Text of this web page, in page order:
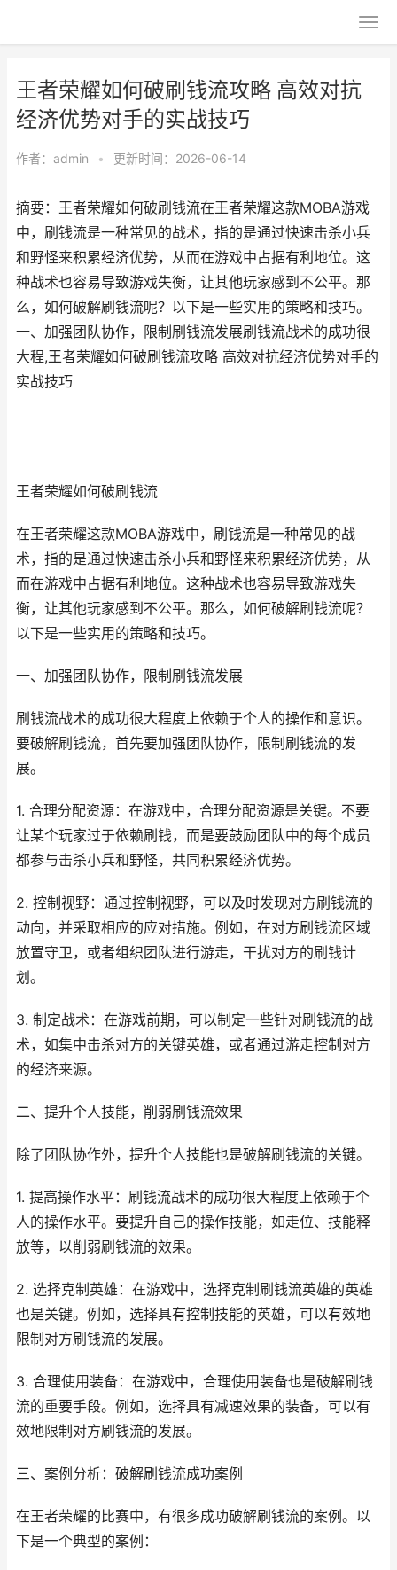
王者荣耀如何破刷钱流攻略 高效对抗
经济优势对手的实战技巧
作者： admin • 更新时间：2026-06-14
摘要：王者荣耀如何破刷钱流在王者荣耀这款MOBA游戏
中，刷钱流是一种常见的战术，指的是通过快速击杀小兵
和野怪来积累经济优势，从而在游戏中占据有利地位。这
种战术也容易导致游戏失衡，让其他玩家感到不公平。那
么，如何破解刷钱流呢？以下是一些实用的策略和技巧。
一、加强团队协作，限制刷钱流发展刷钱流战术的成功很
大程,王者荣耀如何破刷钱流攻略 高效对抗经济优势对手的
实战技巧
王者荣耀如何破刷钱流
在王者荣耀这款MOBA游戏中，刷钱流是一种常见的战
术，指的是通过快速击杀小兵和野怪来积累经济优势，从
而在游戏中占据有利地位。这种战术也容易导致游戏失
衡，让其他玩家感到不公平。那么，如何破解刷钱流呢？
以下是一些实用的策略和技巧。
一、加强团队协作，限制刷钱流发展
刷钱流战术的成功很大程度上依赖于个人的操作和意识。
要破解刷钱流，首先要加强团队协作，限制刷钱流的发
展。
1. 合理分配资源：在游戏中，合理分配资源是关键。不要
让某个玩家过于依赖刷钱，而是要鼓励团队中的每个成员
都参与击杀小兵和野怪，共同积累经济优势。
2. 控制视野：通过控制视野，可以及时发现对方刷钱流的
动向，并采取相应的应对措施。例如，在对方刷钱流区域
放置守卫，或者组织团队进行游走，干扰对方的刷钱计
划。
3. 制定战术：在游戏前期，可以制定一些针对刷钱流的战
术，如集中击杀对方的关键英雄，或者通过游走控制对方
的经济来源。
二、提升个人技能，削弱刷钱流效果
除了团队协作外，提升个人技能也是破解刷钱流的关键。
1. 提高操作水平：刷钱流战术的成功很大程度上依赖于个
人的操作水平。要提升自己的操作技能，如走位、技能释
放等，以削弱刷钱流的效果。
2. 选择克制英雄：在游戏中，选择克制刷钱流英雄的英雄
也是关键。例如，选择具有控制技能的英雄，可以有效地
限制对方刷钱流的发展。
3. 合理使用装备：在游戏中，合理使用装备也是破解刷钱
流的重要手段。例如，选择具有减速效果的装备，可以有
效地限制对方刷钱流的发展。
三、案例分析：破解刷钱流成功案例
在王者荣耀的比赛中，有很多成功破解刷钱流的案例。以
下是一个典型的案例：